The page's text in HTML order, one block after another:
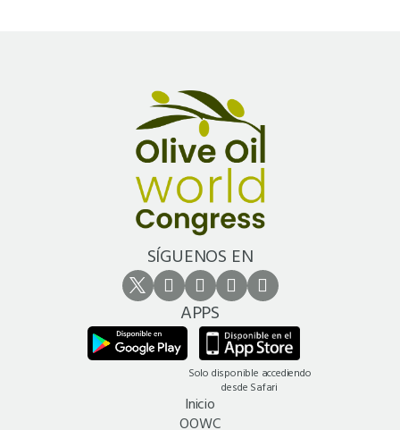
Inicio
OOWC
SÍGUENOS EN
APPS
Solo disponible accediendo
desde Safari